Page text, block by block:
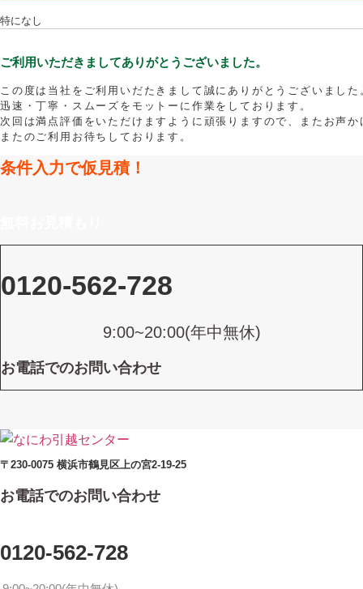
特になし
ご利用いただきましてありがとうございました。
この度は当社をご利用いだたきまして誠にありがとうございました
迅速・丁寧・スムーズをモットーに作業をしております。
次回は満点評価をいただけますように頑張りますので、またお声
またのご利用お待ちしております。
条件入力で仮見積！
0120-562-728
9:00~20:00(年中無休)
お電話でのお問い合わせ
〒230-0075 横浜市鶴見区上の宮2-19-25
お電話でのお問い合わせ
0120-562-728